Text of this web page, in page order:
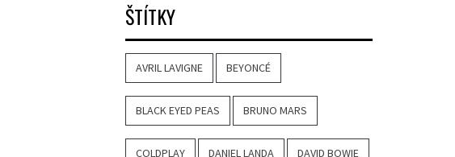
ŠTÍTKY
AVRIL LAVIGNE BEYONCÉ
BLACK EYED PEAS BRUNO MARS
COLDPLAY DANIEL LANDA DAVID BOWIE